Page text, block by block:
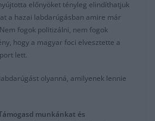
előnyöket tényleg elindíthatjuk
a hazai labdarúgásban amire már
fogok politizálni, nem fogok
hogy a magyar foci elvesztette a
lett.
olyanná, amilyenek lennie
munkánkat és